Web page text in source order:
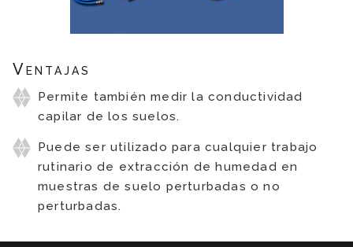
Ventajas
Permite también medir la conductividad
capilar de los suelos.
Puede ser utilizado para cualquier trabajo
rutinario de extracción de humedad en
muestras de suelo perturbadas o no
perturbadas.